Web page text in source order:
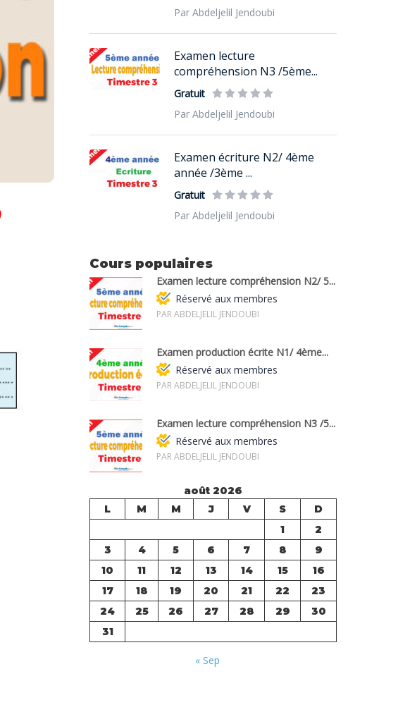
Par Abdeljelil Jendoubi
Examen lecture
compréhension N3 /5ème...
Gratuit
Par Abdeljelil Jendoubi
Examen écriture N2/ 4ème
année /3ème ...
Gratuit
Par Abdeljelil Jendoubi
Cours populaires
Examen lecture compréhension N2/ 5...
Réservé aux membres
PAR ABDELJELIL JENDOUBI
Examen production écrite N1/ 4ème...
Réservé aux membres
PAR ABDELJELIL JENDOUBI
Examen lecture compréhension N3 /5...
Réservé aux membres
PAR ABDELJELIL JENDOUBI
août 2026
L
M M J V S
D
1
2
3
4 5 6 7 8
9
10
11 12 13 14 15
16
17
18 19 20 21 22
23
24
25 26 27 28 29
30
31
« Sep